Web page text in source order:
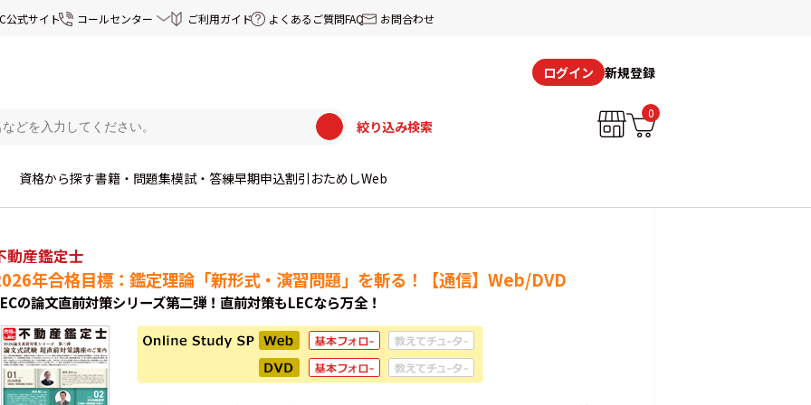
公式サイト コールセンター ご利用ガイド よくあるご質問FAQ お問合わせ
ログイン 新規登録
絞り込み検索
0
資格から探す書籍・問題集模試・答練早期申込割引 おためしWeb
動産鑑定士
年合格目標：鑑定理論「新形式・演習問題」を斬る！【通信】Web/DVD
の論文直前対策シリーズ第二弾！直前対策もLECなら万全！